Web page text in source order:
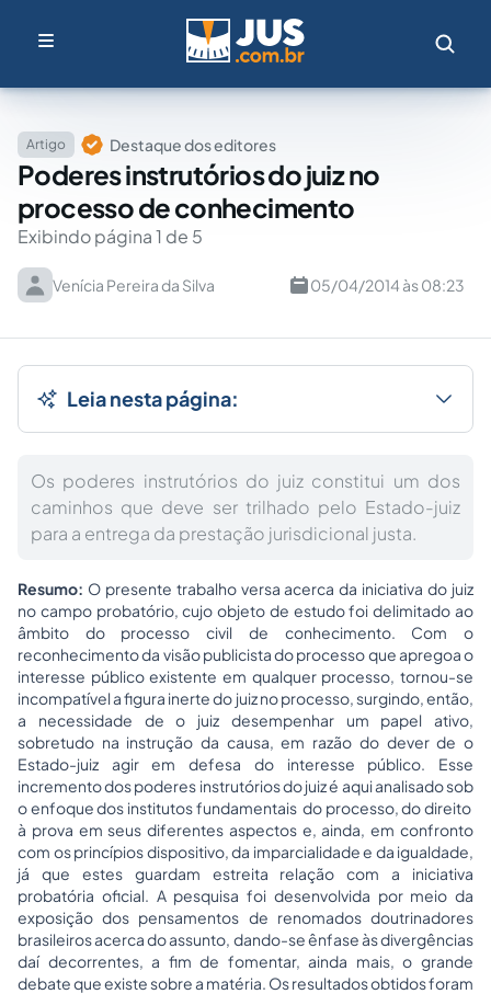
Artigo Destaque dos editores
Poderes instrutórios do juiz no
processo de conhecimento
Exibindo página 1 de 5
Venícia Pereira da Silva 05/04/2014 às 08:23
Leia nesta página:
Os poderes instrutórios do juiz constitui um dos
caminhos que deve ser trilhado pelo Estado-juiz
para a entrega da prestação jurisdicional justa.
Resumo: O presente trabalho versa acerca da iniciativa do juiz
no campo probatório, cujo objeto de estudo foi delimitado ao
âmbito do processo civil de conhecimento. Com o
reconhecimento da visão publicista do processo que apregoa o
interesse público existente em qualquer processo, tornou-se
incompatível a figura inerte do juiz no processo, surgindo, então,
a necessidade de o juiz desempenhar um papel ativo,
sobretudo na instrução da causa, em razão do dever de o
Estado-juiz agir em defesa do interesse público. Esse
incremento dos poderes instrutórios do juiz é aqui analisado sob
o enfoque dos institutos fundamentais do processo, do direito
à prova em seus diferentes aspectos e, ainda, em confronto
com os princípios dispositivo, da imparcialidade e da igualdade,
já que estes guardam estreita relação com a iniciativa
probatória oficial. A pesquisa foi desenvolvida por meio da
exposição dos pensamentos de renomados doutrinadores
brasileiros acerca do assunto, dando-se ênfase às divergências
daí decorrentes, a fim de fomentar, ainda mais, o grande
debate que existe sobre a matéria. Os resultados obtidos foram